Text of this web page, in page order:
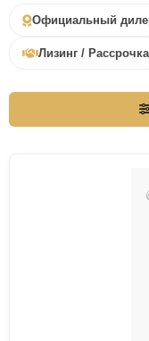
Официальный
Лизинг / Рассрочка